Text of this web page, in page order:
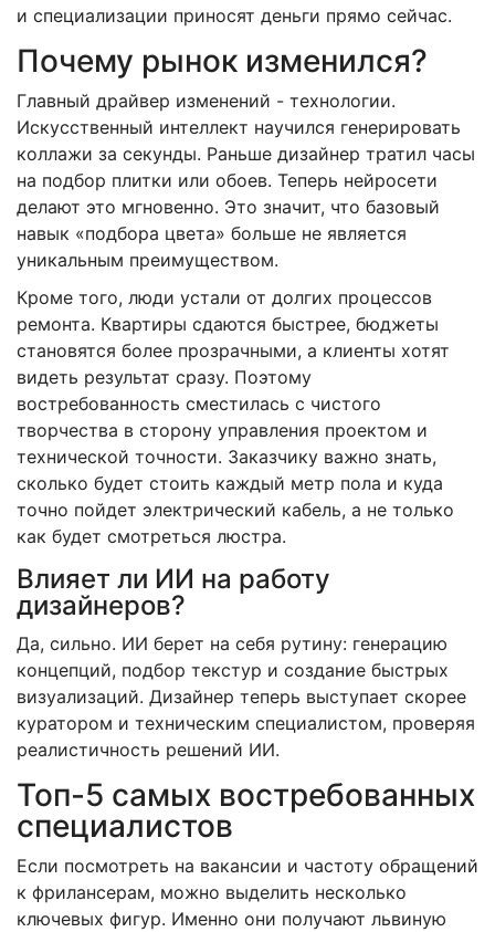
и специализации приносят деньги прямо сейчас.
Почему рынок изменился?
Главный драйвер изменений - технологии.
Искусственный интеллект научился генерировать
коллажи за секунды. Раньше дизайнер тратил часы
на подбор плитки или обоев. Теперь нейросети
делают это мгновенно. Это значит, что базовый
навык «подбора цвета» больше не является
уникальным преимуществом.
Кроме того, люди устали от долгих процессов
ремонта. Квартиры сдаются быстрее, бюджеты
становятся более прозрачными, а клиенты хотят
видеть результат сразу. Поэтому
востребованность сместилась с чистого
творчества в сторону управления проектом и
технической точности. Заказчику важно знать,
сколько будет стоить каждый метр пола и куда
точно пойдет электрический кабель, а не только
как будет смотреться люстра.
Влияет ли ИИ на работу
дизайнеров?
Да, сильно. ИИ берет на себя рутину: генерацию
концепций, подбор текстур и создание быстрых
визуализаций. Дизайнер теперь выступает скорее
куратором и техническим специалистом, проверяя
реалистичность решений ИИ.
Топ-5 самых востребованных
специалистов
Если посмотреть на вакансии и частоту обращений
к фрилансерам, можно выделить несколько
ключевых фигур. Именно они получают львиную